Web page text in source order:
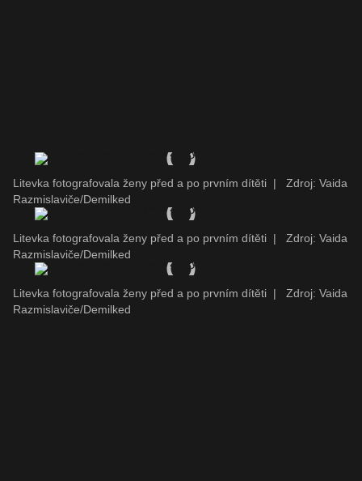
Litevka fotografovala ženy před a po prvním dítěti |
Zdroj: Vaida
Razmislaviče/Demilked
Litevka fotografovala ženy před a po prvním dítěti |
Zdroj: Vaida
Razmislaviče/Demilked
Litevka fotografovala ženy před a po prvním dítěti |
Zdroj: Vaida
Razmislaviče/Demilked